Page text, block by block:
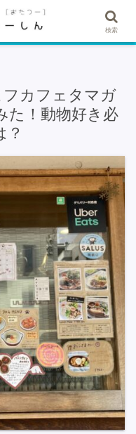
はこちら★
フカフェタマガ
た！動物好き必
？
検索